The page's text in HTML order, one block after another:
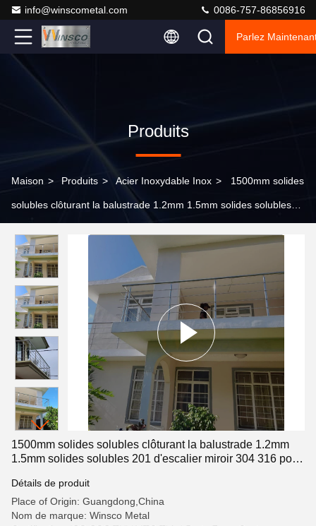
info@winscometal.com 0086-757-86856916
Parlez
Produits
Maison > Produits > Acier Inoxydable Inox > 1500mm solides
solubles clôturant la balustrade 1.2mm 1.5mm solides solubles
de balcon
1500mm solides solubles clôturant la balustrade 1.2mm
1.5mm solides solubles 201 d'escalier miroir 304 316 poli
Détails de produit
Place of Origin: Guangdong,China
Nom de marque: Winsco Metal